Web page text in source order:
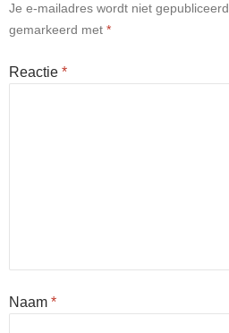
Je e-mailadres wordt niet gepubliceerd.
gemarkeerd met *
Reactie *
Naam *